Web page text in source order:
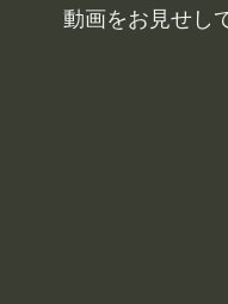
動画をお見せし